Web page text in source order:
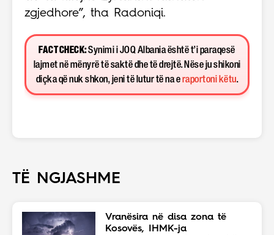
zgjedhore”, tha Radoniqi.
FACT CHECK:Synimi i JOQ Albania është t’i paraqesë
lajmet në mënyrë të saktë dhe të drejtë. Nëse ju shikoni
diçka që nuk shkon, jeni të lutur të na e raportoni këtu.
TË NGJASHME
Vranësira në disa zona të
Kosovës, IHMK-ja